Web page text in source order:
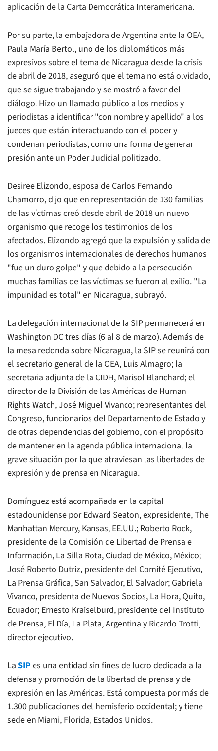
aplicación de la Carta Democrática Interamericana.
Por su parte, la embajadora de Argentina ante la OEA,
Paula María Bertol, uno de los diplomáticos más
expresivos sobre el tema de Nicaragua desde la crisis
de abril de 2018, aseguró que el tema no está olvidado,
que se sigue trabajando y se mostró a favor del
diálogo. Hizo un llamado público a los medios y
periodistas a identificar "con nombre y apellido" a los
jueces que están interactuando con el poder y
condenan periodistas, como una forma de generar
presión ante un Poder Judicial politizado.
Desiree Elizondo, esposa de Carlos Fernando
Chamorro, dijo que en representación de 130 familias
de las víctimas creó desde abril de 2018 un nuevo
organismo que recoge los testimonios de los
afectados. Elizondo agregó que la expulsión y salida de
los organismos internacionales de derechos humanos
"fue un duro golpe" y que debido a la persecución
muchas familias de las víctimas se fueron al exilio. "La
impunidad es total" en Nicaragua, subrayó.
La delegación internacional de la SIP permanecerá en
Washington DC tres días (6 al 8 de marzo). Además de
la mesa redonda sobre Nicaragua, la SIP se reunirá con
el secretario general de la OEA, Luis Almagro; la
secretaria adjunta de la CIDH, Marisol Blanchard; el
director de la División de las Américas de Human
Rights Watch, José Miguel Vivanco; representantes del
Congreso, funcionarios del Departamento de Estado y
de otras dependencias del gobierno, con el propósito
de mantener en la agenda pública internacional la
grave situación por la que atraviesan las libertades de
expresión y de prensa en Nicaragua.
Domínguez está acompañada en la capital
estadounidense por Edward Seaton, expresidente,The
Manhattan Mercury, Kansas, EE.UU.; Roberto Rock,
presidente de la Comisión de Libertad de Prensa e
Información, La Silla Rota, Ciudad de México, México;
José Roberto Dutriz, presidente del Comité Ejecutivo,
La Prensa Gráfica, San Salvador, El Salvador; Gabriela
Vivanco, presidenta de Nuevos Socios, La Hora, Quito,
Ecuador; Ernesto Kraiselburd, presidente del Instituto
de Prensa, El Día, La Plata, Argentina y Ricardo Trotti,
director ejecutivo.
La SIP es una entidad sin fines de lucro dedicada a la
defensa y promoción de la libertad de prensa y de
expresión en las Américas. Está compuesta por más de
1.300 publicaciones del hemisferio occidental; y tiene
sede en Miami, Florida, Estados Unidos.